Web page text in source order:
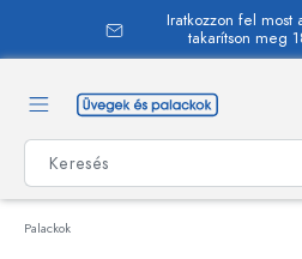
Iratkozzon fel most
takarítson meg
Palackok